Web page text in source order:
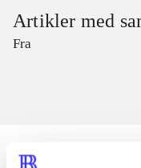
Artikler med
Fra